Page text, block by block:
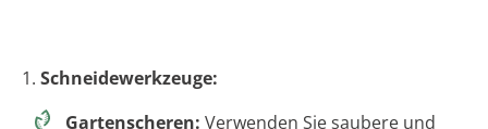
1. Schneidewerkzeuge:
Gartenscheren: Verwenden Sie saubere und